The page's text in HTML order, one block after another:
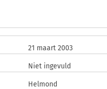
21 maart 2003
Niet ingevuld
Helmond